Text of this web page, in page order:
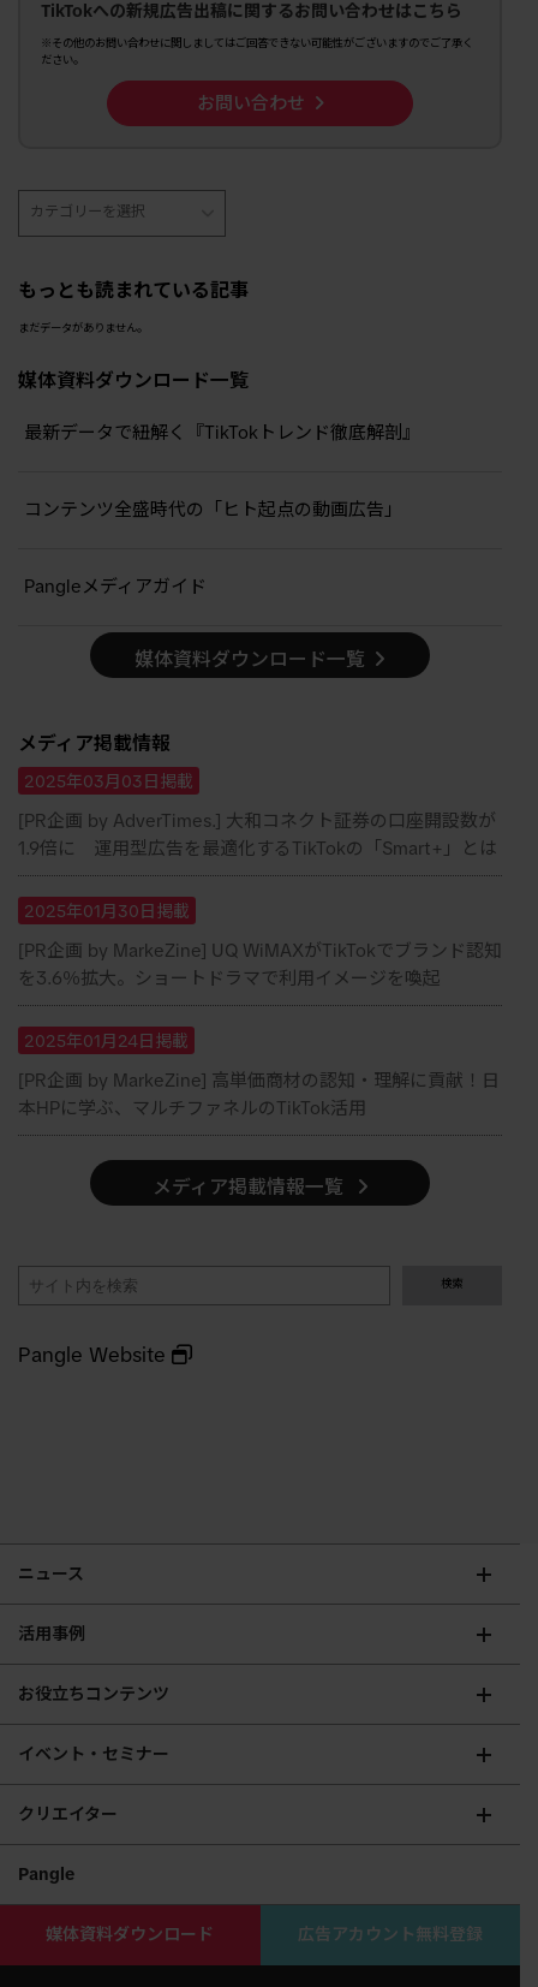
TikTokへの新規広告出稿に関するお問い合わせはこちら
※その他のお問い合わせに関しましてはご回答できない可能性がございますのでご了承く
ださい。
お問い合わせ
もっとも読まれている記事
まだデータがありません。
媒体資料ダウンロード一覧
最新データで紐解く『TikTokトレンド徹底解剖』
コンテンツ全盛時代の「ヒト起点の動画広告」
Pangleメディアガイド
媒体資料ダウンロード一覧
メディア掲載情報
2025年03月03日掲載
[PR企画 by AdverTimes.] 大和コネクト証券の口座開設数が
1.9倍に 運用型広告を最適化するTikTokの「Smart+」とは
2025年01月30日掲載
[PR企画 by MarkeZine] UQ WiMAXがTikTokでブランド認知
を3.6％拡大。ショートドラマで利用イメージを喚起
2025年01月24日掲載
[PR企画 by MarkeZine] 高単価商材の認知・理解に貢献！日
本HPに学ぶ、マルチファネルのTikTok活用
メディア掲載情報一覧
検索
Pangle Website
ニュース
活用事例
お役立ちコンテンツ
イベント・セミナー
クリエイター
Pangle
媒体資料ダウンロード 広告アカウント無料登録